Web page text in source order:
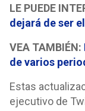
LE PUEDE
dejará de ser
VEA TAMBIÉN:
de varios
Estas
ejecutivo de